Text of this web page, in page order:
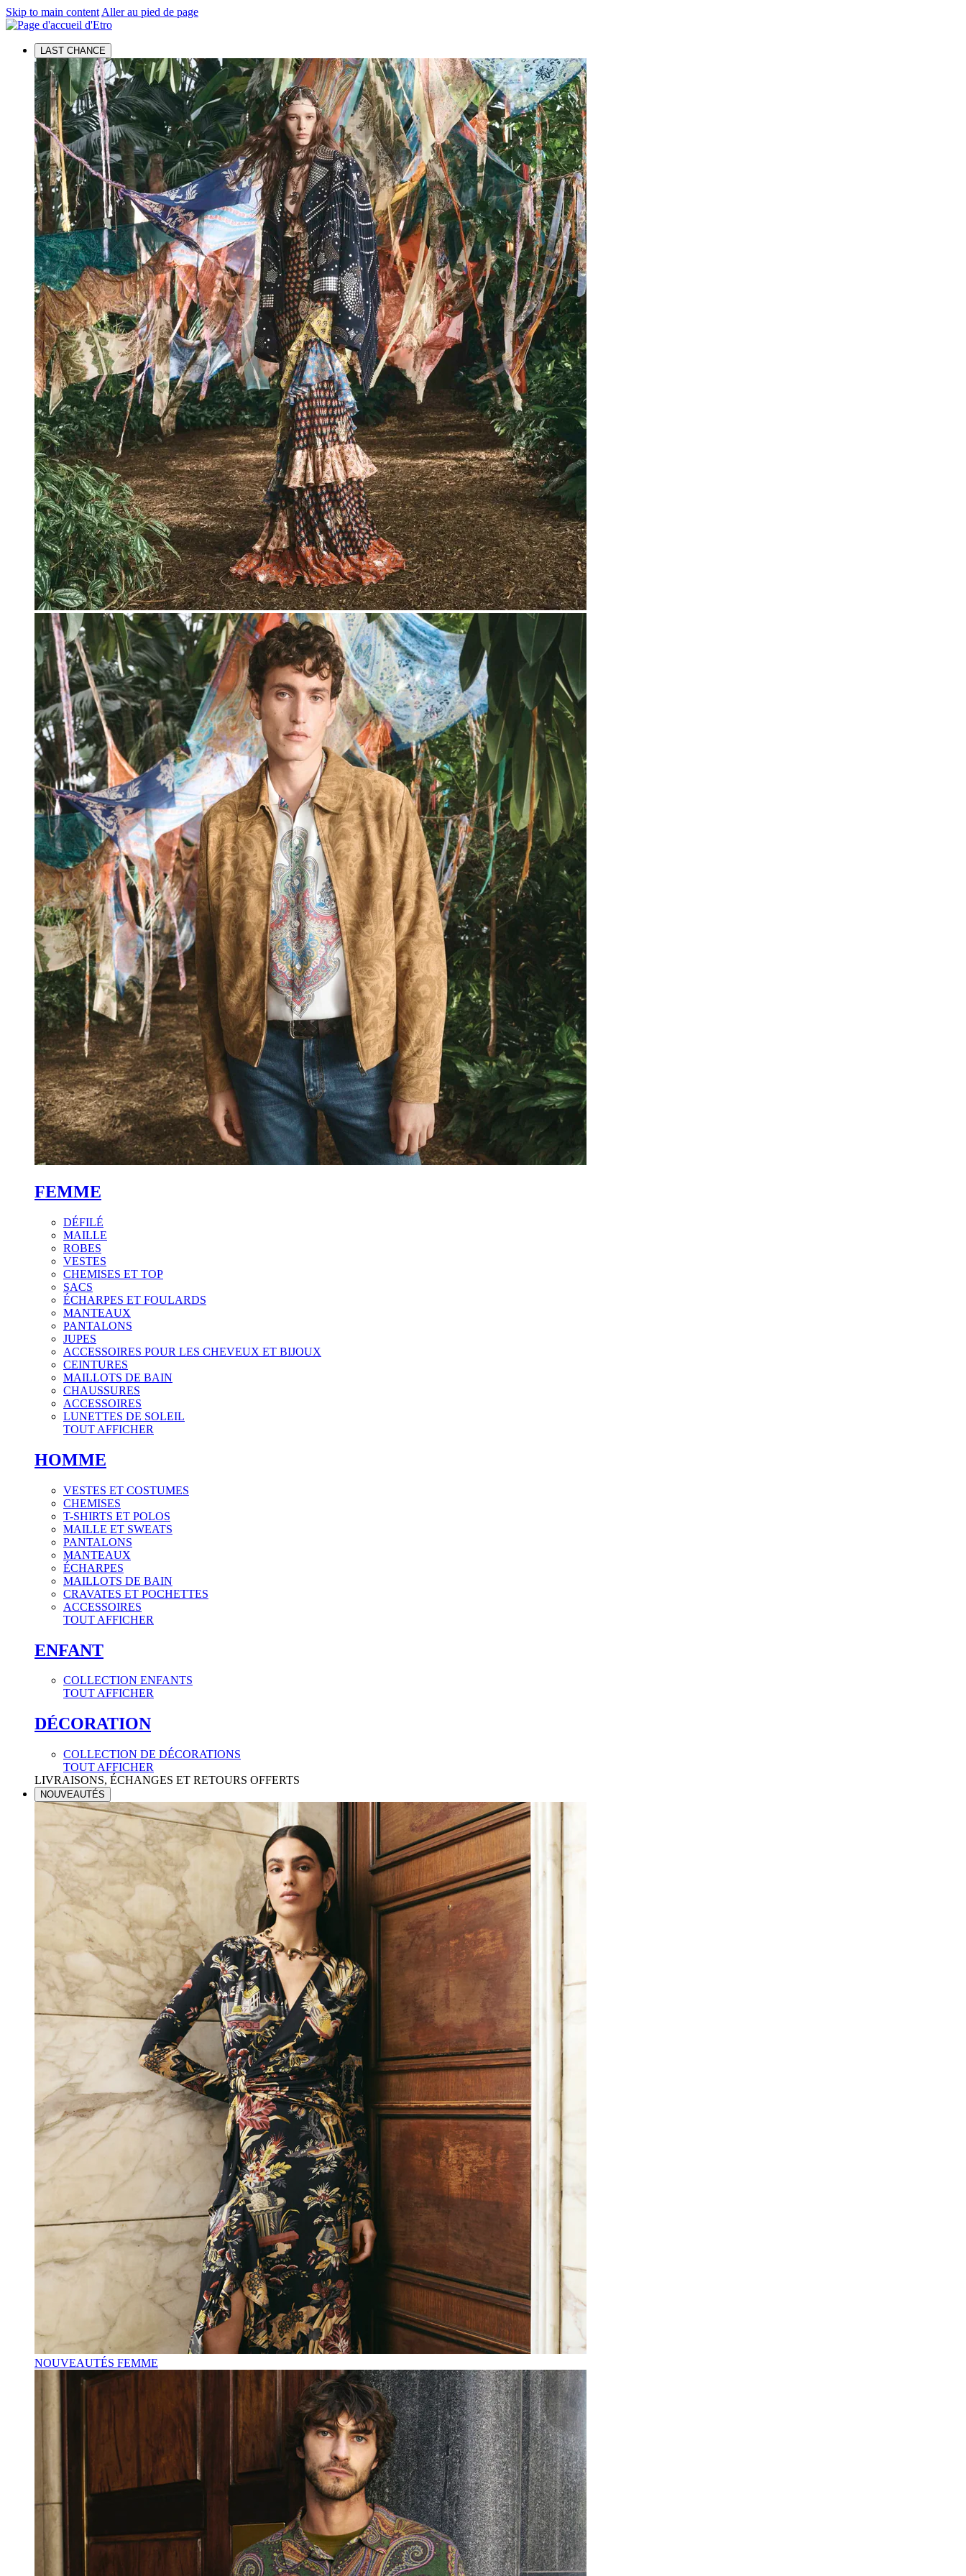
Skip to main content Aller au pied de page
LAST CHANCE
FEMME
DÉFILÉ
MAILLE
ROBES
VESTES
CHEMISES ET TOP
SACS
ÉCHARPES ET FOULARDS
MANTEAUX
PANTALONS
JUPES
ACCESSOIRES POUR LES CHEVEUX ET BIJOUX
CEINTURES
MAILLOTS DE BAIN
CHAUSSURES
ACCESSOIRES
LUNETTES DE SOLEIL
TOUT AFFICHER
HOMME
VESTES ET COSTUMES
CHEMISES
T-SHIRTS ET POLOS
MAILLE ET SWEATS
PANTALONS
MANTEAUX
ÉCHARPES
MAILLOTS DE BAIN
CRAVATES ET POCHETTES
ACCESSOIRES
TOUT AFFICHER
ENFANT
COLLECTION ENFANTS
TOUT AFFICHER
DÉCORATION
COLLECTION DE DÉCORATIONS
TOUT AFFICHER
LIVRAISONS, ÉCHANGES ET RETOURS OFFERTS
NOUVEAUTÉS
NOUVEAUTÉS FEMME